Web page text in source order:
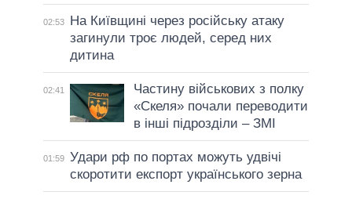
02:53
На Київщині через російську атаку
загинули троє людей, серед них
дитина
02:41
Частину військових з полку
«Скеля» почали переводити
в інші підрозділи – ЗМІ
01:59 Удари рф по портах можуть удвічі
скоротити експорт українського зерна